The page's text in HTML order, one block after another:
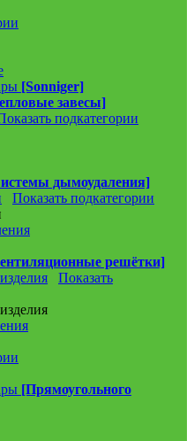
[Sonniger]
завесы]
подкатегории
дымоудаления]
Показать подкатегории
решётки]
Показать
[Прямоугольного